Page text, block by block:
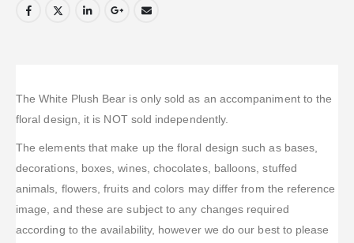
The White Plush Bear is only sold as an accompaniment to the
floral design, it is NOT sold independently.
The elements that make up the floral design such as bases,
decorations, boxes, wines, chocolates, balloons, stuffed
animals, flowers, fruits and colors may differ from the reference
image, and these are subject to any changes required
according to the availability, however we do our best to please